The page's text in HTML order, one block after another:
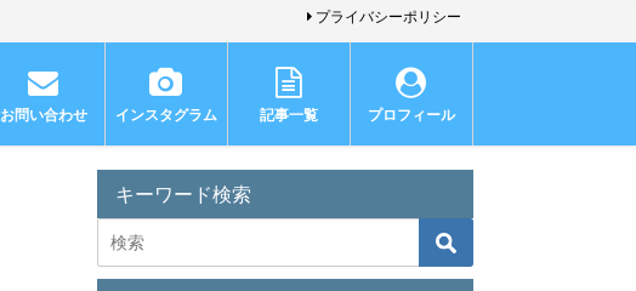
プライバシーポリシー
お問い合わせ インスタグラム 記事一覧 プロフィール
キーワード検索